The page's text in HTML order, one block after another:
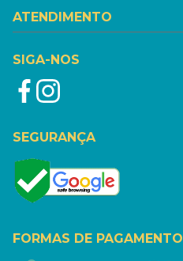
ATENDIMENTO
SIGA-NOS
SEGURANÇA
FORMAS DE PAGAMENTO